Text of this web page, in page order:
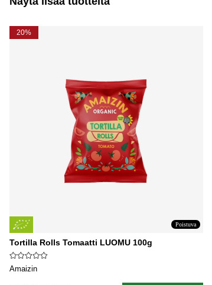
20%
Poistuva
Tortilla Rolls Tomaatti LUOMU 100g
Amaizin